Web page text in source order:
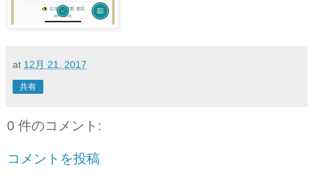
at 12月 21, 2017
共有
0 件のコメント:
コメントを投稿